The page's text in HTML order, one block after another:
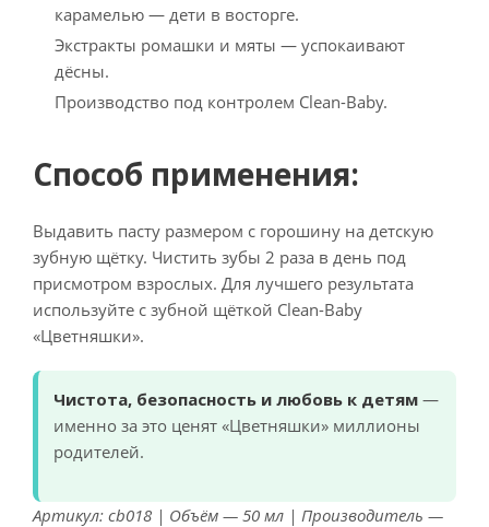
карамелью — дети в восторге.
Экстракты ромашки и мяты — успокаивают
дёсны.
Производство под контролем Clean-Baby.
Способ применения:
Выдавить пасту размером с горошину на детскую
зубную щётку. Чистить зубы 2 раза в день под
присмотром взрослых. Для лучшего результата
используйте с зубной щёткой Clean-Baby
«Цветняшки».
Чистота, безопасность и любовь к детям —
именно за это ценят «Цветняшки» миллионы
родителей.
Артикул: cb018 | Объём — 50 мл | Производитель —